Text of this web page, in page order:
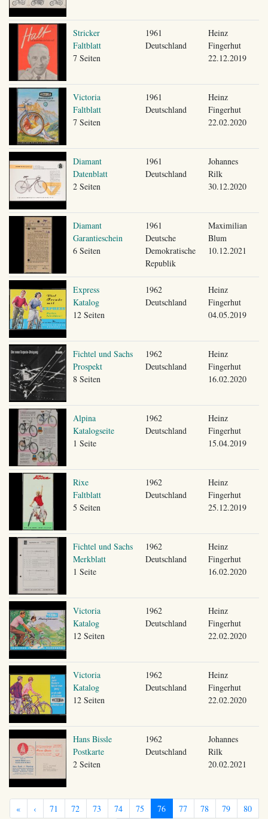
Stricker
Faltblatt
7 Seiten
1961
Deutschland
Heinz
Fingerhut
22.12.2019
Victoria
Faltblatt
7 Seiten
1961
Deutschland
Heinz
Fingerhut
22.02.2020
Diamant
Datenblatt
2 Seiten
1961
Deutschland
Johannes
Rilk
30.12.2020
Diamant
Garantieschein
6 Seiten
1961
Deutsche
Demokratische
Republik
Maximilian
Blum
10.12.2021
Express
Katalog
12 Seiten
1962
Deutschland
Heinz
Fingerhut
04.05.2019
Fichtel und Sachs
Prospekt
8 Seiten
1962
Deutschland
Heinz
Fingerhut
16.02.2020
Alpina
Katalogseite
1 Seite
1962
Deutschland
Heinz
Fingerhut
15.04.2019
Rixe
Faltblatt
5 Seiten
1962
Deutschland
Heinz
Fingerhut
25.12.2019
Fichtel und Sachs
Merkblatt
1 Seite
1962
Deutschland
Heinz
Fingerhut
16.02.2020
Victoria
Katalog
12 Seiten
1962
Deutschland
Heinz
Fingerhut
22.02.2020
Victoria
Katalog
12 Seiten
1962
Deutschland
Heinz
Fingerhut
22.02.2020
Hans Bissle
Postkarte
2 Seiten
1962
Deutschland
Johannes
Rilk
20.02.2021
« ‹ 71 72 73 74 75 76 77 78 79 80